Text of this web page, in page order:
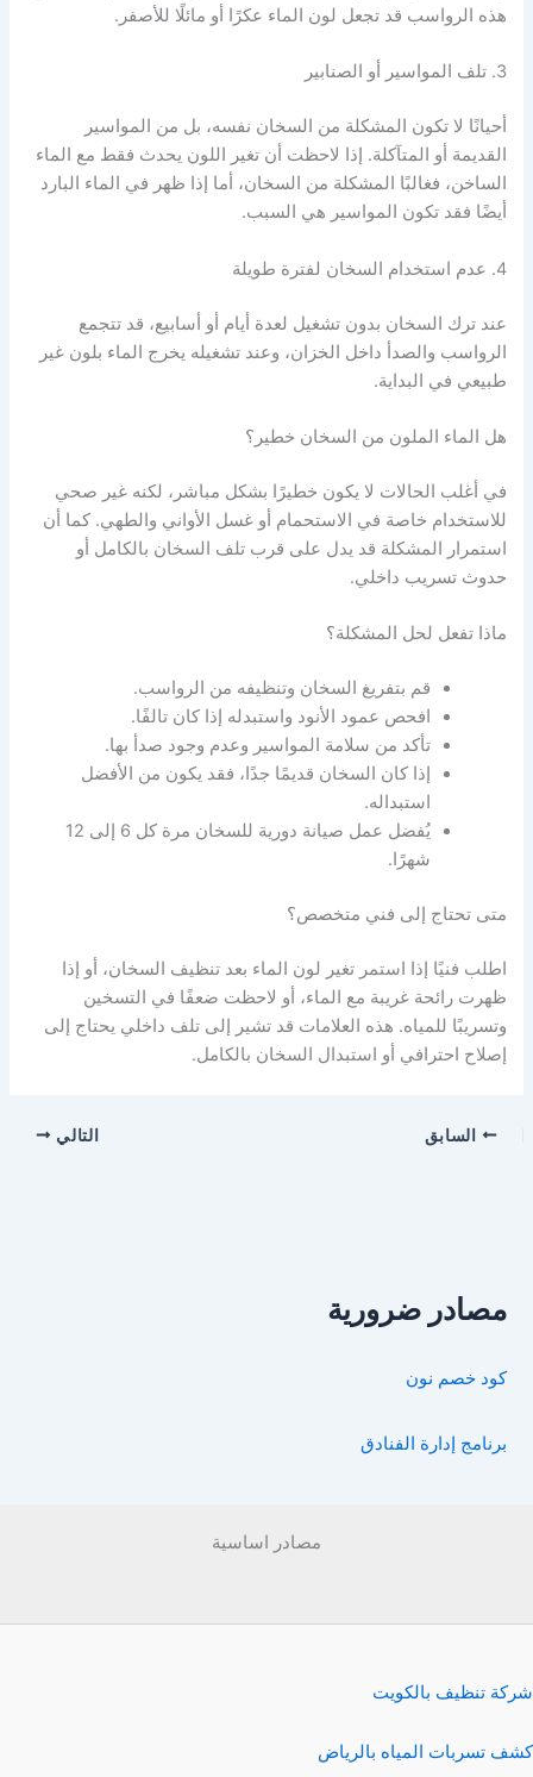
هذه الرواسب قد تجعل لون الماء عكرًا أو مائلًا للأصفر.
3. تلف المواسير أو الصنابير
أحيانًا لا تكون المشكلة من السخان نفسه، بل من المواسير
القديمة أو المتآكلة. إذا لاحظت أن تغير اللون يحدث فقط مع الماء
الساخن، فغالبًا المشكلة من السخان، أما إذا ظهر في الماء البارد
أيضًا فقد تكون المواسير هي السبب.
4. عدم استخدام السخان لفترة طويلة
عند ترك السخان بدون تشغيل لعدة أيام أو أسابيع، قد تتجمع
الرواسب والصدأ داخل الخزان، وعند تشغيله يخرج الماء بلون غير
طبيعي في البداية.
هل الماء الملون من السخان خطير؟
في أغلب الحالات لا يكون خطيرًا بشكل مباشر، لكنه غير صحي
للاستخدام خاصة في الاستحمام أو غسل الأواني والطهي. كما أن
استمرار المشكلة قد يدل على قرب تلف السخان بالكامل أو
حدوث تسريب داخلي.
ماذا تفعل لحل المشكلة؟
قم بتفريغ السخان وتنظيفه من الرواسب.
افحص عمود الأنود واستبدله إذا كان تالفًا.
تأكد من سلامة المواسير وعدم وجود صدأ بها.
إذا كان السخان قديمًا جدًا، فقد يكون من الأفضل
استبداله.
يُفضل عمل صيانة دورية للسخان مرة كل 6 إلى 12
شهرًا.
متى تحتاج إلى فني متخصص؟
اطلب فنيًا إذا استمر تغير لون الماء بعد تنظيف السخان، أو إذا
ظهرت رائحة غريبة مع الماء، أو لاحظت ضعفًا في التسخين
وتسريبًا للمياه. هذه العلامات قد تشير إلى تلف داخلي يحتاج إلى
إصلاح احترافي أو استبدال السخان بالكامل.
السابق التالي
مصادر ضرورية
كود خصم نون
برنامج إدارة الفنادق
مصادر اساسية
شركة تنظيف بالكويت
كشف تسربات المياه بالرياض